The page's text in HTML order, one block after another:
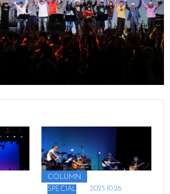
COLUMN
SPECIAL
2025.10.26